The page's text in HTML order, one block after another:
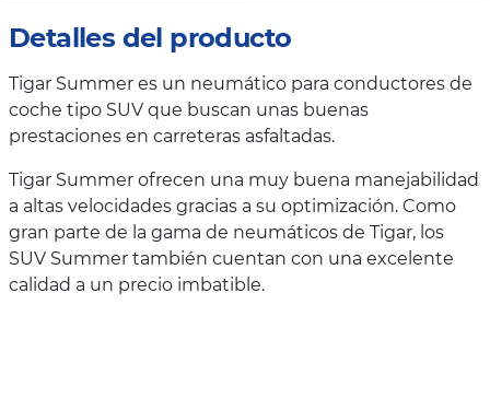
Detalles del producto
Tigar Summer es un neumático para conductores de
coche tipo SUV que buscan unas buenas
prestaciones en carreteras asfaltadas.
Tigar Summer ofrecen una muy buena manejabilidad
a altas velocidades gracias a su optimización. Como
gran parte de la gama de neumáticos de Tigar, los
SUV Summer también cuentan con una excelente
calidad a un precio imbatible.